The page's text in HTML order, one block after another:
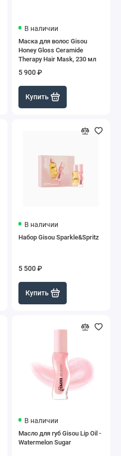
В наличии
Маска для волос Gisou
Honey Gloss Ceramide
Therapy Hair Mask, 230 мл
5 900 ₽
Купить
В наличии
Набор Gisou Sparkle&Spritz
5 500 ₽
Купить
В наличии
Масло для губ Gisou Lip Oil -
Watermelon Sugar